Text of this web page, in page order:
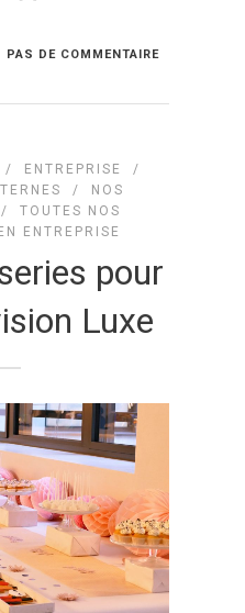
PAS DE COMMENTAIRE
/ ENTREPRISE
/
/ NOS
TOUTES NOS
ENTREPRISE
pour
Luxe